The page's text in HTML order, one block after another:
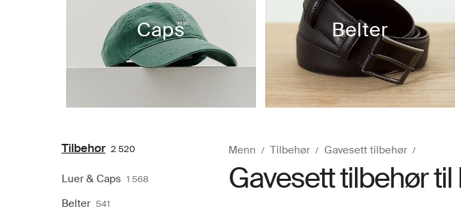
Caps Belter
Tilbehør 2 520
Luer & Caps 1 568
Belter 541
Menn Tilbehør Gavesett tilbehør
Gavesett tilbehør til